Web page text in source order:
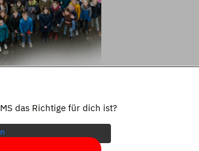
die Schaltfläche unten.
weitergegeben
das Richtige für dich ist?